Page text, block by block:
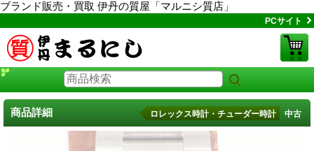
ブランド販売・買取 伊丹の質屋「マルニシ質店」
PCサイト
商品詳細 ロレックス時計・チューダー時計 中古